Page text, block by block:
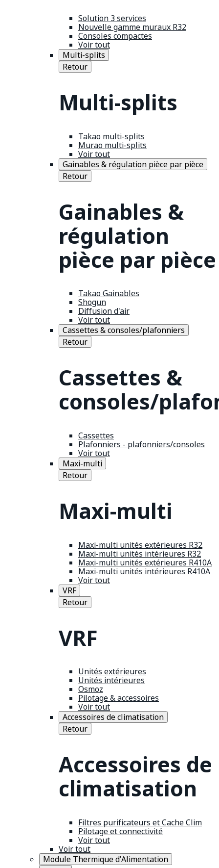
Solution 3 services
Nouvelle gamme muraux R32
Consoles compactes
Voir tout
Multi-splits
Retour
Multi-splits
Takao multi-splits
Murao multi-splits
Voir tout
Gainables & régulation pièce par pièce
Retour
Gainables &
régulation
pièce par pièce
Takao Gainables
Shogun
Diffusion d'air
Voir tout
Cassettes & consoles/plafonniers
Retour
Cassettes &
consoles/
Cassettes
Plafonniers - plafonniers/consoles
Voir tout
Maxi-multi
Retour
Maxi-multi
Maxi-multi unités extérieures R32
Maxi-multi unités intérieures R32
Maxi-multi unités extérieures R410A
Maxi-multi unités intérieures R410A
Voir tout
VRF
Retour
VRF
Unités extérieures
Unités intérieures
Osmoz
Pilotage & accessoires
Voir tout
Accessoires de climatisation
Retour
Accessoires de
climatisation
Filtres purificateurs et Cache Clim
Pilotage et connectivité
Voir tout
Voir tout
Module Thermique d'Alimentation